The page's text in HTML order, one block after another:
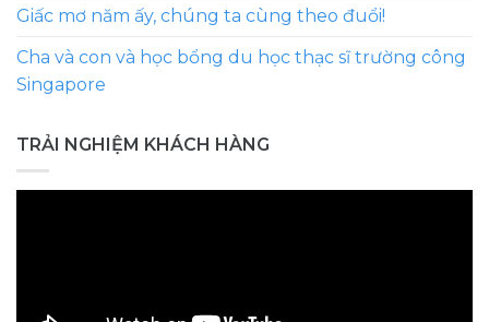
Giấc mơ năm ấy, chúng ta cùng theo đuổi!
Cha và con và học bổng du học thạc sĩ trường công
Singapore
TRẢI NGHIỆM KHÁCH HÀNG